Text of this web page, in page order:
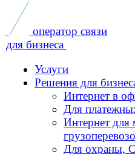
Интернет в офис
Для платежных
грузоперевозок
Для охраны, СКУД
Для ЖКХ
Для POS систем и
Для банкоматов
Видеонаблюдение
Операторам связи
Оборудование